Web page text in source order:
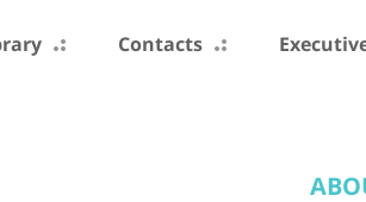
Contacts